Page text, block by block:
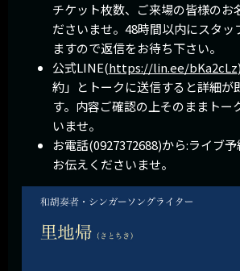
チケット枚数、ご来場の皆様のお
ださいませ。48時間以内にスタッ
ますので返信をお待ち下さい。
公式LINE(https://lin.ee/bKa2cLz
約」とトークに送信すると詳細が
す。内容ご確認の上そのままトー
いませ。
お電話(0927372688)から:ライブ
お伝えくださいませ。